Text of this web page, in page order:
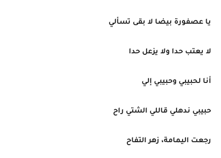
يا عصفورة بيضا لا بقى تسألي
لا يعتب حدا ولا يزعل حدا
أنا لحبيبي وحبيبي إلي
حبيبي ندهلي قاللي الشتي راح
رجعت اليمامة، زهر التفاح